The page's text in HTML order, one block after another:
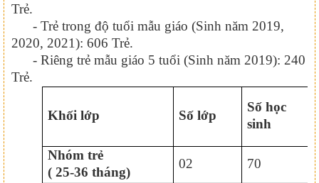
Trẻ.
- Trẻ trong độ tuổi mẫu giáo (Sinh năm 2019,
2020, 2021): 606 Trẻ.
- Riêng trẻ mẫu giáo 5 tuổi (Sinh năm 2019): 240
Trẻ.
Khối lớp Số lớp
Số học
sinh
Nhóm trẻ
( 25-36 tháng)
02 70